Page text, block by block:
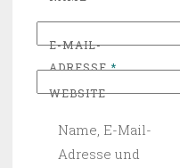
E-MAIL-
ADRESSE*
WEBSITE
Name, E-Mail-
Adresse und